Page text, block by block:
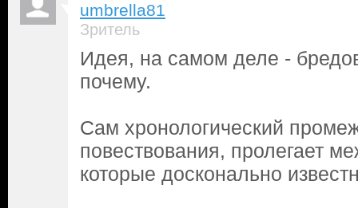
umbrella81
Зритель
Идея, на самом деле -
почему.
Сам хронологический
повествования, пролегает
которые досконально